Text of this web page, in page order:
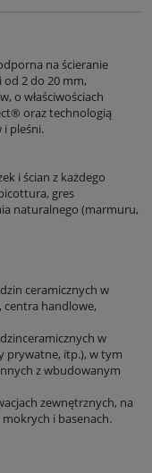
na ścieranie
od 2 do 20 mm,
o właściwościach
oraz technologią
i pleśni.
i ścian z każdego
gres
naturalnego (marmuru,
ceramicznych w
centra handlowe,
w
prywatne, itp.), w tym
z wbudowanym
zewnętrznych, na
i basenach.